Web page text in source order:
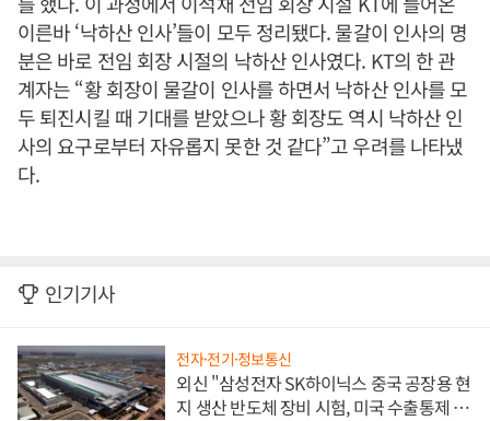
이른바 ‘낙하산 인사’들이 모두 정리됐다. 물갈이 인사의 명
분은 바로 전임 회장 시절의 낙하산 인사였다. KT의 한 관
계자는 “황 회장이 물갈이 인사를 하면서 낙하산 인사를 모
두 퇴진시킬 때 기대를 받았으나 황 회장도 역시 낙하산 인
사의 요구로부터 자유롭지 못한 것 같다”고 우려를 나타냈
다.
인기기사
전자·전기·정보통신
외신 "삼성전자 SK하이닉스 중국 공장용 현
지 생산 반도체 장비 시험, 미국 수출통제 대